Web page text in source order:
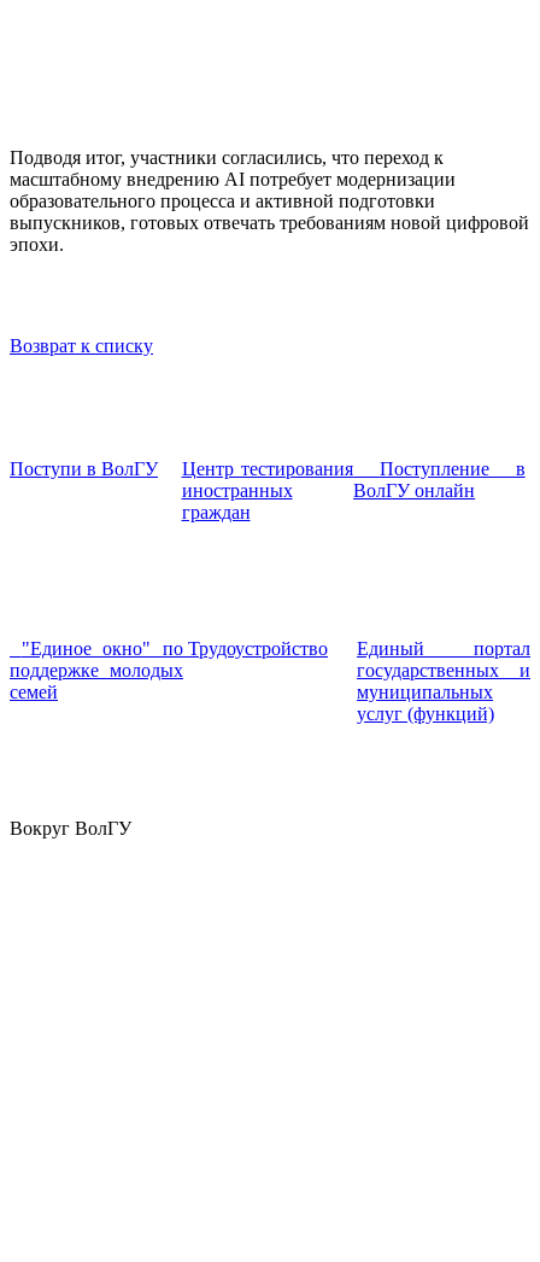
Подводя итог, участники согласились, что переход к
масштабному внедрению AI потребует модернизации
образовательного процесса и активной подготовки
выпускников, готовых отвечать требованиям новой цифровой
эпохи.
Возврат к списку
Поступи в ВолГУ
Центр тестирования
иностранных
граждан
Поступление в
ВолГУ онлайн
"Единое окно" по
поддержке молодых
семей
Трудоустройство
Единый портал
государственных и
муниципальных
услуг (функций)
Вокруг ВолГУ